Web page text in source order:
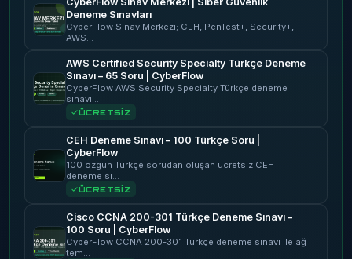
Deneme Sınavları
CyberFlow Sınav Merkezi; CEH, PenTest+, Security+,
AWS…
AWS Certified Security Specialty Türkçe Deneme
Sınavı – 65 Soru | CyberFlow
CyberFlow AWS Security Specialty Türkçe deneme
sınavı…
ÜCRETSİZ
CEH Deneme Sınavı – 100 Türkçe Soru |
CyberFlow
100 özgün Türkçe sorudan oluşan ücretsiz CEH
deneme sı…
ÜCRETSİZ
Cisco CCNA 200-301 Türkçe Deneme Sınavı –
100 Soru | CyberFlow
CyberFlow CCNA 200-301 Türkçe deneme sınavı ile ağ
tem…